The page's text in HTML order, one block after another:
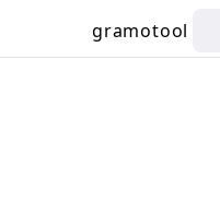
gramotool